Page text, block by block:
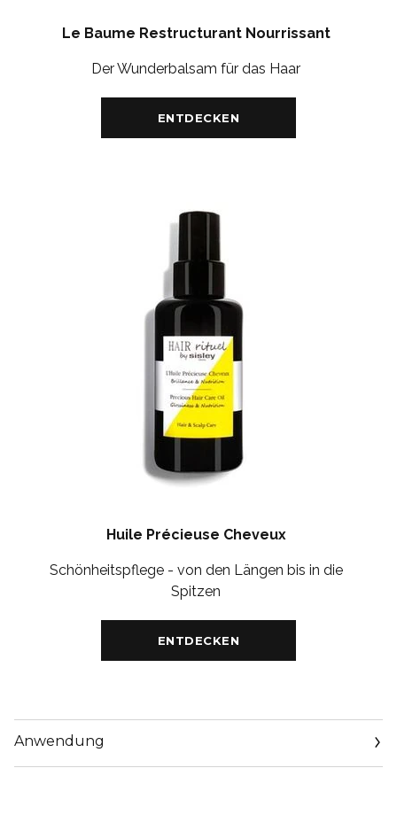
Le Baume Restructurant Nourrissant
Der Wunderbalsam für das Haar
ENTDECKEN
Huile Précieuse Cheveux
Schönheitspflege - von den Längen bis in die
Spitzen
ENTDECKEN
Anwendung